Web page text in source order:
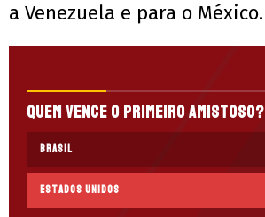
a Venezuela e para o México.
Quem vence o primeiro amistoso?
Brasil
Estados Unidos